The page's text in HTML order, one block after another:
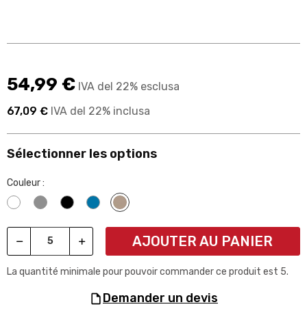
54,99 € IVA del 22% esclusa
67,09 € IVA del 22% inclusa
Sélectionner les options
Couleur :
Blanc
Gris Noir Bleu 0074a7
Beige
AJOUTER AU PANIER
La quantité minimale pour pouvoir commander ce produit est 5.
demander un devis